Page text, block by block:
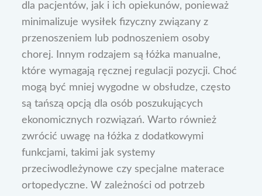
dla pacjentów, jak i ich opiekunów, ponieważ
minimalizuje wysiłek fizyczny związany z
przenoszeniem lub podnoszeniem osoby
chorej. Innym rodzajem są łóżka manualne,
które wymagają ręcznej regulacji pozycji. Choć
mogą być mniej wygodne w obsłudze, często
są tańszą opcją dla osób poszukujących
ekonomicznych rozwiązań. Warto również
zwrócić uwagę na łóżka z dodatkowymi
funkcjami, takimi jak systemy
przeciwodleżynowe czy specjalne materace
ortopedyczne. W zależności od potrzeb